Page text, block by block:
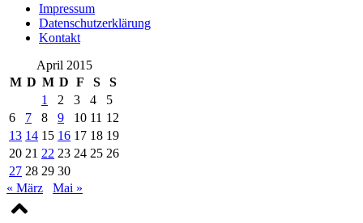
Impressum
Datenschutzerklärung
Kontakt
April 2015
M D M D F S
S
1
2 3 4
5
6
7 8 9 10 11 12
13 14 15 16 17 18 19
20 21 22 23 24 25 26
27 28 29 30
« März
Mai »